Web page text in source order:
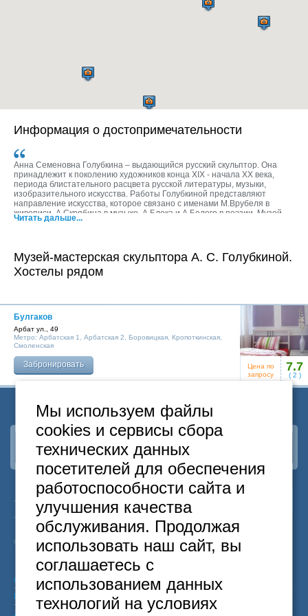
Информация о достопримечательности
Анна Семеновна Голубкина – выдающийся русский скульптор. Она
принадлежит к поколению художников конца XIX - начала XX века,
периода блистательного расцвета русской литературы, музыки,
изобразительного искусства. Работы Голубкиной представляют
направление искусства, которое связано с именами М.Врубеля в
живописи, А.Скрябина в музыке, А.Блока и А.Белого в поэзии. Музей
располагается в особняке второй половины XIX века с двухэтажной
первым музеем скульптуры в стране. В настоящее время экспозиция
представляет собой самое полное собрание произведений мастера,
переданные семьей Анны Семеновны Голубкиной в дар государству,
согласно ее последней воле. Собрание музея включает в себя более
Читать дальше...
Музей-мастерская скульптора А. С. Голубкиной.
Хостелы рядом
Булгаков
Арбат ул., 49
Метро: Арбатская 1 Арбатская 2 Боровицкая Кропоткинская
Смоленская
Забронировать
Цена по
запросу
7.7
( 2 )
Наша группа ВКонтакте
Москва
Санкт-Петербург
Бесплатный
+7 495 646-74-40
+7 812
418-22-18
8 800 222-58-32
© 2015 Hostels of Moscow. Все права защищены.
Согласие на обработку персональных данных
Политика конфиденциальности
Договор оферты
Мы используем файлы
cookies и сервисы сбора
технических данных
посетителей для обеспечения
работоспособности сайта и
улучшения качества
обслуживания. Продолжая
использовать наш сайт, вы
соглашаетесь с
использованием данных
технологий на условиях